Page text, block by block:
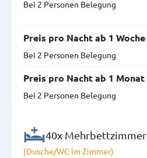
Bei 2 Personen Belegung
Preis pro Nacht ab 1 Woche
Bei 2 Personen Belegung
Preis pro Nacht ab 1 Monat
Bei 2 Personen Belegung
40x Mehrbettzimmer
(Dusche/WC im Zimmer)